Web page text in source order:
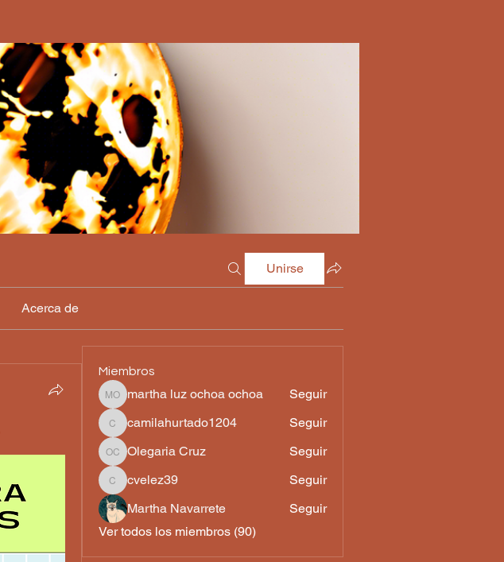
Unirse
Acerca de
Miembros
martha luz ochoa ochoa
martha luz ochoa ochoa Seguir
camilahurtado1204
camilahurtado1204 Seguir
Olegaria Cruz
Olegaria Cruz Seguir
cvelez39
cvelez39
Seguir
Martha Navarrete
Seguir
Ver todos los miembros (90)